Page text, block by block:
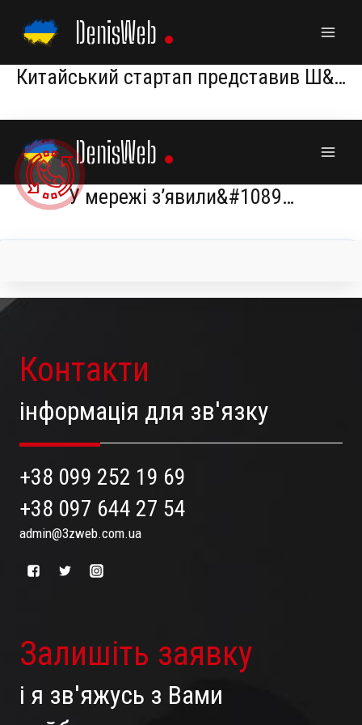
content
DenisWeb
Китайський стартап представив Ш&…
Контакти
інформація для зв'язку
+38 099 252 19 69
+38 097 644 27 54
admin@3zweb.com.ua
Залишіть заявку
і я зв'яжусь з Вами